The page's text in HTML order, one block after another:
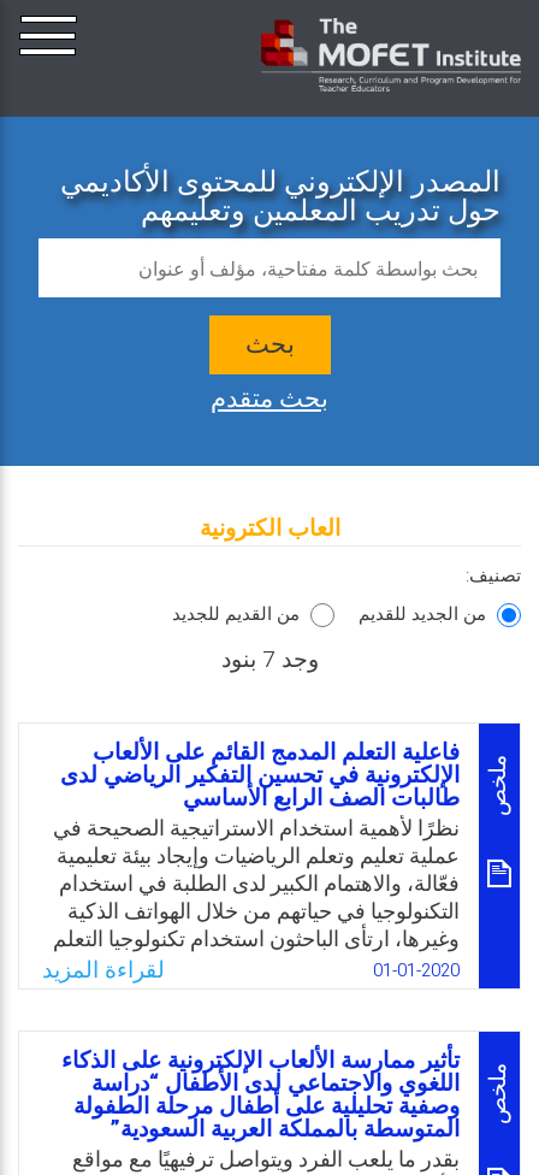
المصدر الإلكتروني للمحتوى الأكاديمي
حول تدريب المعلمين وتعليمهم
بحث
بحث متقدم
العاب الكترونية
تصنيف:
من الجديد للقديم
من القديم للجديد
وجد 7 بنود
ملخص
فاعلية التعلم المدمج القائم على الألعاب
الإلكترونية في تحسين التفكير الرياضي لدى
طالبات الصف الرابع الأساسي
نظرًا لأهمية استخدام الاستراتيجية الصحيحة في
عملية تعليم وتعلم الرياضيات وإيجاد بيئة تعليمية
فعّالة، والاهتمام الكبير لدى الطلبة في استخدام
التكنولوجيا في حياتهم من خلال الهواتف الذكية
وغيرها، ارتأى الباحثون استخدام تكنولوجيا التعلم
المدمج القائم على الألعاب الإلكترونية في عملية
تدريس مفاهيم رياضية لوحدتي الهندسة والقياس
لمعرفة فاعليتها في تحسين مهارات التفكير
الرياضي لديهم، فما يمتلكه الطلبة من مهارات
التفكير الرياضي المختلفة ستساعدهم في فهم
هاتين الوحدتين. وتمثلت مشكلة الدراسة بالإجابة
عن السؤال التالي: ما فاعلية استخدام الألعاب
الإلكترونية في تحسين التفكير الرياضي لدى
01-01-2020 لقراءة المزيد
ملخص
تأثير ممارسة الألعاب الإلكترونية على الذكاء
اللغوي والاجتماعي لدى الأطفال “دراسة
وصفية تحليلية على أطفال مرحلة الطفولة
المتوسطة بالمملكة العربية السعودية”
بقدر ما يلعب الفرد ويتواصل ترفيهيًا مع مواقع